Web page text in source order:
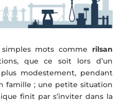
mots comme rilsan
que ce soit lors d’un
modestement, pendant
famille ; une petite situation
finit par s’inviter dans la